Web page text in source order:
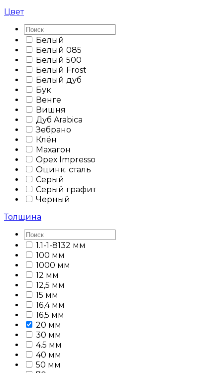
Цвет
Белый
Белый 085
Белый 500
Белый Frost
Белый дуб
Бук
Венге
Вишня
Дуб Arabica
Зебрано
Клён
Махагон
Орех Impresso
Оцинк. сталь
Серый
Серый графит
Черный
Толщина
1.1-1-8132 мм
100 мм
1000 мм
12 мм
12,5 мм
15 мм
16,4 мм
16,5 мм
20 мм
30 мм
4.5 мм
40 мм
50 мм